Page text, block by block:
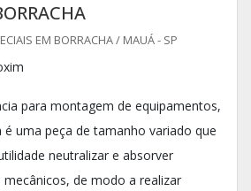
EM BORRACHA / MAUÁ - SP
para montagem de equipamentos,
uma peça de tamanho variado que
neutralizar e absorver
de modo a realizar